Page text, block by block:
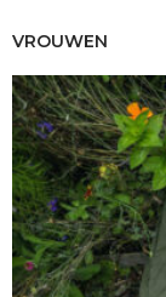
VROUWEN